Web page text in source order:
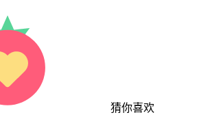
猜你喜欢